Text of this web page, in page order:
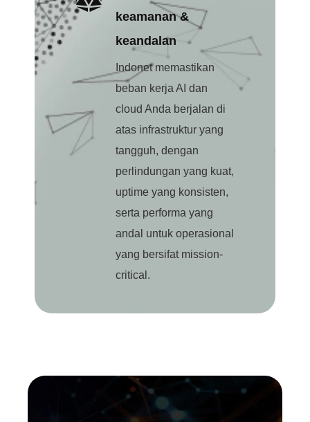
keamanan &
keandalan
Indonet memastikan
beban kerja AI dan
cloud Anda berjalan di
atas infrastruktur yang
tangguh, dengan
perlindungan yang kuat,
uptime yang konsisten,
serta performa yang
andal untuk operasional
yang bersifat mission-
critical.